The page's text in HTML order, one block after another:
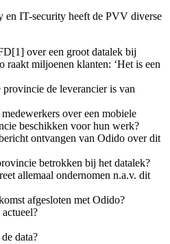
IT-security heeft de PVV diverse
over een groot datalek bij
miljoenen klanten: ‘Het is een
de leverancier is van
over een mobiele
beschikken voor hun werk?
ontvangen van Odido over dit
betrokken bij het datalek?
allemaal ondernomen n.a.v. dit
afgesloten met Odido?
data?